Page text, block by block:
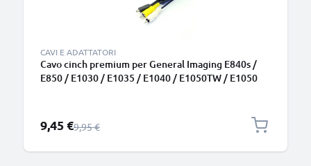
CAVI E ADATTATORI
Cavo cinch premium per General Imaging E840s /
E850 / E1030 / E1035 / E1040 / E1050TW / E1050
nitide
Prezzo speciale
9,45 €Prezzo normale
9,95 €